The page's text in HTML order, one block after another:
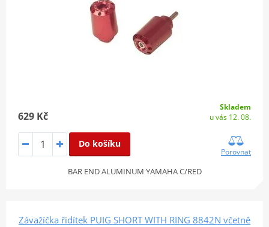
629 Kč
Skladem
u vás 12. 08.
Do košíku
Porovnat
BAR END ALUMINUM YAMAHA C/RED
Závažíčka řidítek PUIG SHORT WITH RING 8842N včetně